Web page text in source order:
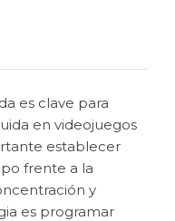
es clave para
en videojuegos
establecer
frente a la
y
es programar